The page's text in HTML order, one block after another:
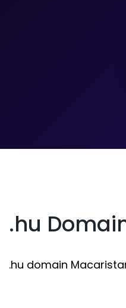
.hu
.hu domain